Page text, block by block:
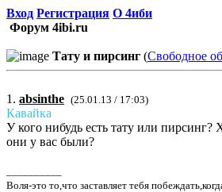
Вход Регистрация О 4иби
Форум 4ibi.ru
Тату и пирсинг (Свободное
1. absinthe (25.01.13 / 17:03)
Кавайка
У кого нибудь есть тату или
они у вас были?
Воля-это то,что заставляет тебя